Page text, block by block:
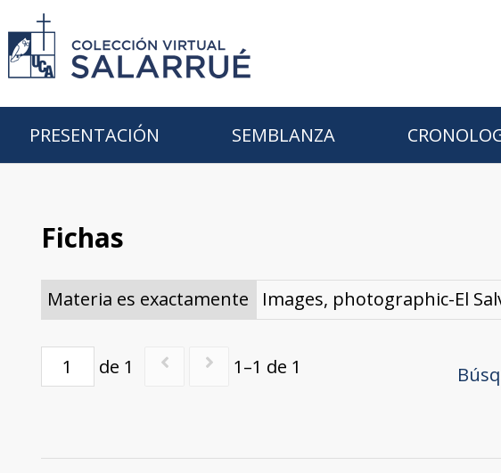
PRESENTACIÓN SEMBLANZA
Fichas
Materia es exactamente Images, photographic-El
de 1 1–1 de 1